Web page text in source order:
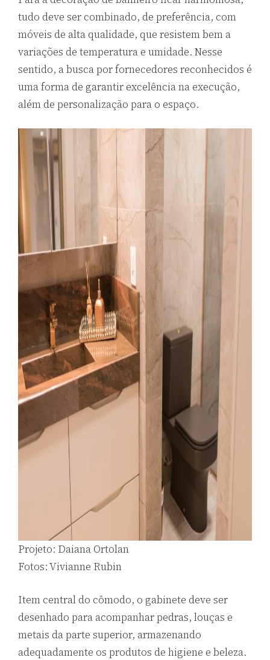
tudo deve ser combinado, de preferência, com
móveis de alta qualidade, que resistem bem a
variações de temperatura e umidade. Nesse
sentido, a busca por fornecedores reconhecidos é
uma forma de garantir excelência na execução,
além de personalização para o espaço.
Projeto: Daiana Ortolan
Fotos: Vivianne Rubin
Item central do cômodo, o gabinete deve ser
desenhado para acompanhar pedras, louças e
metais da parte superior, armazenando
adequadamente os produtos de higiene e beleza.